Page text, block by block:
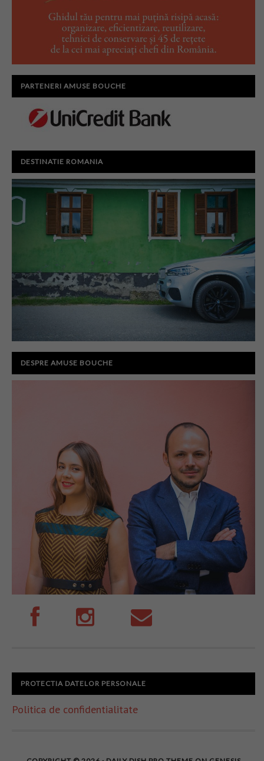
PARTENERI AMUSE BOUCHE
DESTINATIE ROMANIA
DESPRE AMUSE BOUCHE
PROTECTIA DATELOR PERSONALE
Politica de confidentialitate